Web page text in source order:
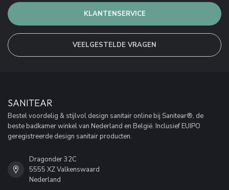
KLANTENSERVICE
VEELGESTELDE VRAGEN
SANITEAR
Bestel voordelig & stijlvol design sanitair online bij Sanitear®, de
beste badkamer winkel van Nederland en België. Inclusief EUIPO
geregistreerde design sanitair producten.
Dragonder 32C
5555 XZ Valkenswaard
Nederland